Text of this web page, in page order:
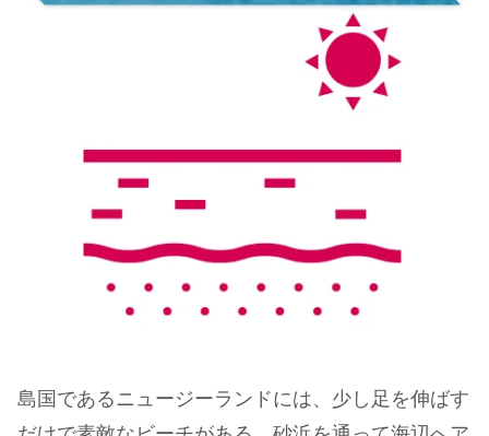
島国であるニュージーランドには、少し足を伸ばす